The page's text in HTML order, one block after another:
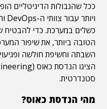
ככל שהגבולות הדיגיטליים
כשלים במערכת. כדי להבטיח
הטובה ביותר, את שיפור
השבתה וחשיפת חולשה
סטנדרטית.
מהי הנדסת כאוס?